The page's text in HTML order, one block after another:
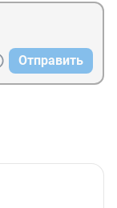
Отправить